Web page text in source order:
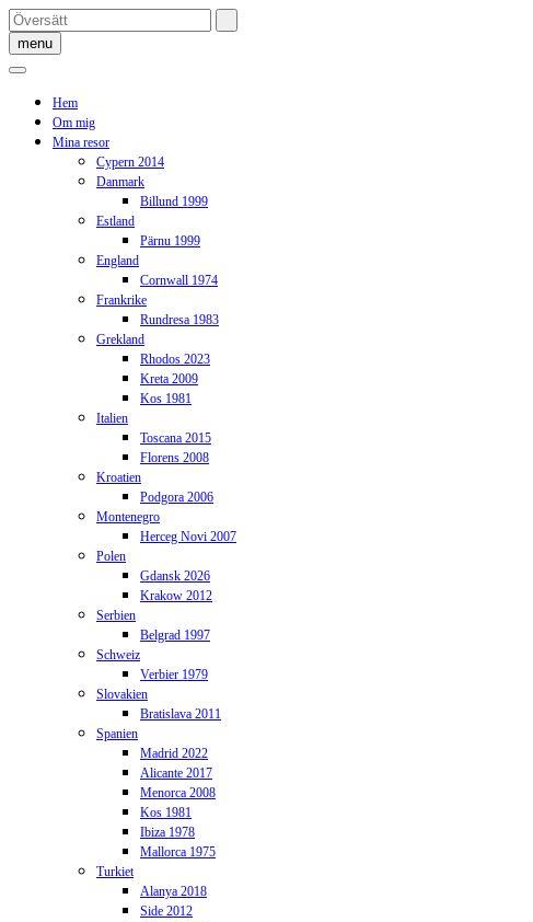
Skip
to
content
menu
Hem
Om mig
Mina resor
Cypern 2014
Danmark
Billund 1999
Estland
Pärnu 1999
England
Cornwall 1974
Frankrike
Rundresa 1983
Grekland
Rhodos 2023
Kreta 2009
Kos 1981
Italien
Toscana 2015
Florens 2008
Kroatien
Podgora 2006
Montenegro
Herceg Novi 2007
Polen
Gdansk 2026
Krakow 2012
Serbien
Belgrad 1997
Schweiz
Verbier 1979
Slovakien
Bratislava 2011
Spanien
Madrid 2022
Alicante 2017
Menorca 2008
Kos 1981
Ibiza 1978
Mallorca 1975
Turkiet
Alanya 2018
Side 2012